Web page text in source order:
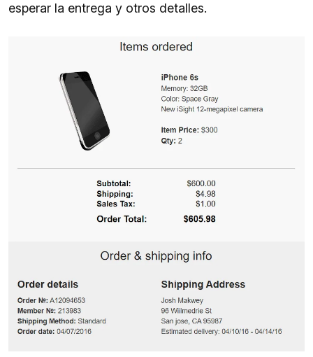
esperar la entrega y otros detalles.